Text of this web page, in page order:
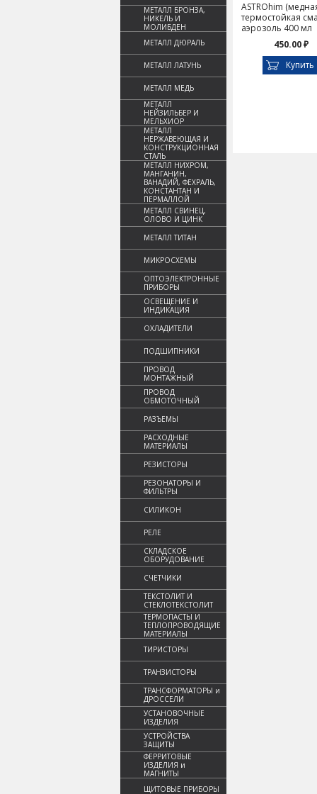
МЕТАЛЛ БРОНЗА,
НИКЕЛЬ И
МОЛИБДЕН
МЕТАЛЛ ДЮРАЛЬ
МЕТАЛЛ ЛАТУНЬ
МЕТАЛЛ МЕДЬ
МЕТАЛЛ
НЕЙЗИЛЬБЕР И
МЕЛЬХИОР
МЕТАЛЛ
НЕРЖАВЕЮЩАЯ И
КОНСТРУКЦИОННАЯ
СТАЛЬ
МЕТАЛЛ НИХРОМ,
МАНГАНИН,
ВАНАДИЙ, ФЕХРАЛЬ,
КОНСТАНТАН И
ПЕРМАЛЛОЙ
МЕТАЛЛ СВИНЕЦ,
ОЛОВО И ЦИНК
МЕТАЛЛ ТИТАН
МИКРОСХЕМЫ
ОПТОЭЛЕКТРОННЫЕ
ПРИБОРЫ
ОСВЕЩЕНИЕ И
ИНДИКАЦИЯ
ОХЛАДИТЕЛИ
ПОДШИПНИКИ
ПРОВОД
МОНТАЖНЫЙ
ПРОВОД
ОБМОТОЧНЫЙ
РАЗЪЕМЫ
РАСХОДНЫЕ
МАТЕРИАЛЫ
РЕЗИСТОРЫ
РЕЗОНАТОРЫ И
ФИЛЬТРЫ
СИЛИКОН
РЕЛЕ
СКЛАДСКОЕ
ОБОРУДОВАНИЕ
СЧЕТЧИКИ
ТЕКСТОЛИТ И
СТЕКЛОТЕКСТОЛИТ
ТЕРМОПАСТЫ И
ТЕПЛОПРОВОДЯЩИЕ
МАТЕРИАЛЫ
ТИРИСТОРЫ
ТРАНЗИСТОРЫ
ТРАНСФОРМАТОРЫ и
ДРОССЕЛИ
УСТАНОВОЧНЫЕ
ИЗДЕЛИЯ
УСТРОЙСТВА
ЗАЩИТЫ
ФЕРРИТОВЫЕ
ИЗДЕЛИЯ и
МАГНИТЫ
ЩИТОВЫЕ ПРИБОРЫ
ASTROhim
термостойкая
аэрозоль 400 мл
450.00 ₽
Купить